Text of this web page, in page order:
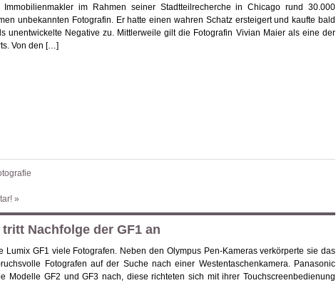
im Rahmen seiner Stadtteilrecherche in Chicago rund 30.000
unbekannten Fotografin. Er hatte einen wahren Schatz ersteigert und kaufte bald
unentwickelte Negative zu. Mittlerweile gilt die Fotografin Vivian Maier als eine der
Von den […]
»
Nachfolge der GF1 an
Lumix GF1 viele Fotografen. Neben den Olympus Pen-Kameras verkörperte sie das
Fotografen auf der Suche nach einer Westentaschenkamera. Panasonic
Modelle GF2 und GF3 nach, diese richteten sich mit ihrer Touchscreenbedienung